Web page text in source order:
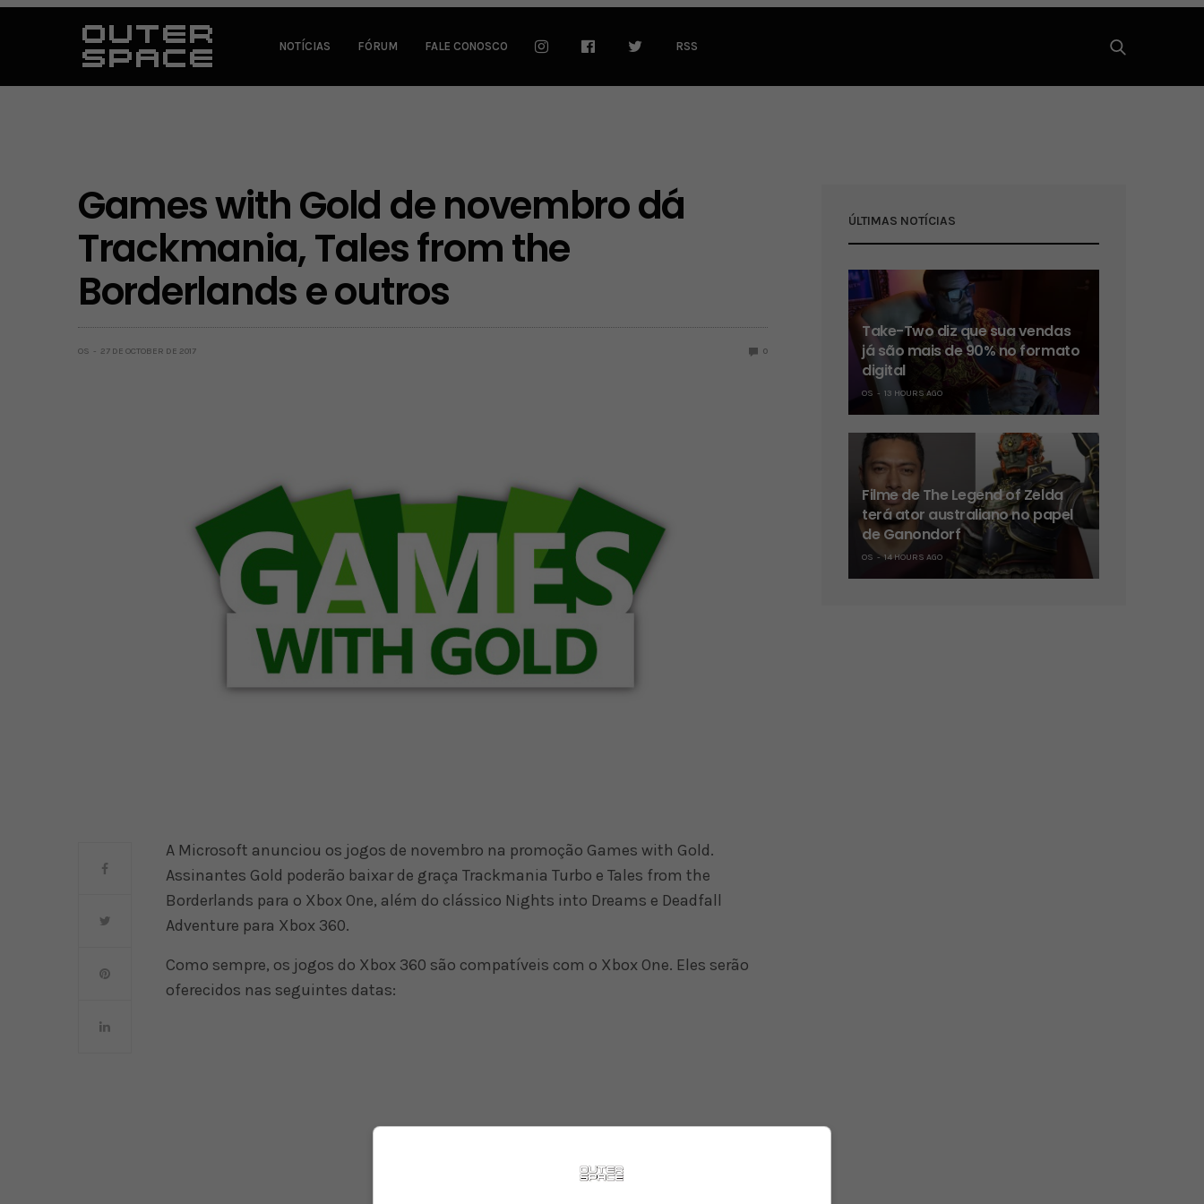
NOTÍCIAS FÓRUM FALE CONOSCO RSS
Games with Gold de novembro dá
Trackmania, Tales from the
Borderlands e outros
OS 27 DE OCTOBER DE 2017 0
A Microsoft anunciou os jogos de novembro na promoção Games with Gold.
Assinantes Gold poderão baixar de graça Trackmania Turbo e Tales from the
Borderlands para o Xbox One, além do clássico Nights into Dreams e Deadfall
Adventure para Xbox 360.
Como sempre, os jogos do Xbox 360 são compatíveis com o Xbox One. Eles serão
oferecidos nas seguintes datas:
ÚLTIMAS NOTÍCIAS
Take-Two diz que sua vendas
já são mais de 90% no formato
digital
OS 13 HOURS AGO
Filme de The Legend of Zelda
terá ator australiano no papel
de Ganondorf
OS 14 HOURS AGO